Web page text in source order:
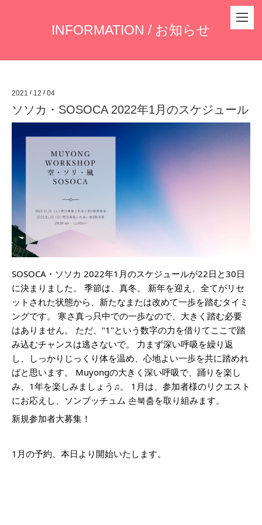
INFORMATION / お知らせ
2021 / 12 / 04
ソソカ・SOSOCA 2022年1月のスケジュール
SOSOCA・ソソカ 2022年1月のスケジュールが22日と30日
に決まりました。 季節は、真冬。 新年を迎え、全てがリセ
ットされた状態から、新たなまたは改めて一歩を踏むタイミ
ングです。 寒さ真っ只中での一歩なので、大きく踏む必要
はありません。 ただ、"1"という数字の力を借りてここで踏
み込むチャンスは逃さないで。 力まず深い呼吸を繰り返
し、しっかりじっくり体を温め、心地よい一歩を共に踏めれ
ばと思います。 Muyongの大きく深い呼吸で、踊りを楽し
み、1年を楽しみましょう♫。 1月は、参加者様のリクエスト
にお応えし、ソンブッチュム 손북춤を取り組みます。
新規参加者大募集！
1月の予約、本日より開始いたします。